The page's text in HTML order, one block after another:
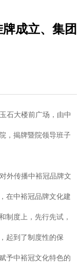
成立、集团
石大楼前广场，由中
，揭牌暨院领导班子
外传播中裕冠品牌文
在中裕冠品牌文化建
制度上，先行先试，
起到了制度性的保
予中裕冠文化特色的